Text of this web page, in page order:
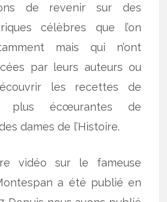
de revenir sur des
célèbres que l’on
mais qui n’ont
par leurs auteurs ou
les recettes de
plus écœurantes de
dames de l’Histoire.
vidéo sur le fameuse
a été publié en